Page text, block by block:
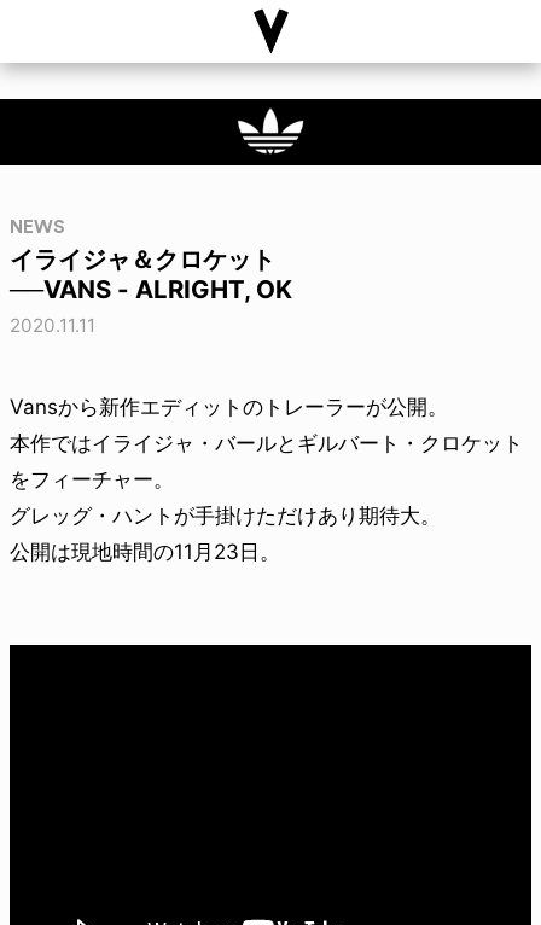
NEWS
イライジャ＆クロケット
──VANS - ALRIGHT, OK
2020.11.11
Vansから新作エディットのトレーラーが公開。
本作ではイライジャ・バールとギルバート・クロケット
をフィーチャー。
グレッグ・ハントが手掛けただけあり期待大。
公開は現地時間の11月23日。